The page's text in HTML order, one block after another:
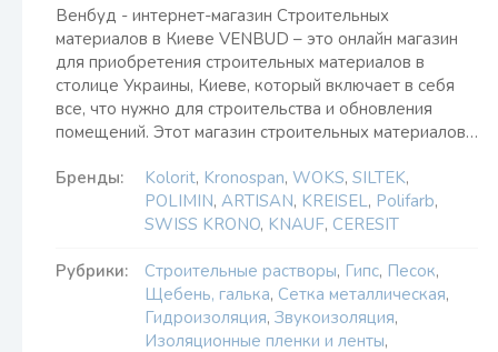
Венбуд - интернет-магазин Строительных
материалов в Киеве VENBUD – это онлайн магазин
для приобретения строительных материалов в
столице Украины, Киеве, который включает в себя
все, что нужно для строительства и обновления
помещений. Этот магазин строительных материалов…
Бренды: Kolorit, Kronospan, WOKS, SILTEK,
POLIMIN, ARTISAN, KREISEL, Polifarb,
SWISS KRONO, KNAUF, CERESIT
Рубрики: Строительные растворы, Гипс, Песок,
Щебень, галька, Сетка металлическая,
Гидроизоляция, Звукоизоляция,
Изоляционные пленки и ленты,